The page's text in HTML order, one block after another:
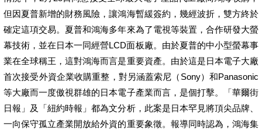
但因夏普新增的財務風險，讓鴻海暫緩簽約，幾經波折，雙方終於
確定這項交易。夏普和鴻海多年來為了電視等裝置，合作研發大螢
幕技術，並在日本一同經營LCD面板廠。由於夏普的中小型螢幕事
業在全球稱王，這對鴻海而言是重要資產。由於這是日本電子大廠
首次接受外資企業收購重整，對另涵蓋索尼（Sony）和Panasonic
等大廠而一度傲視群雄的日本電子產業而言，是個打擊。「華爾街
日報」及「紐約時報」都為文分析，此案是日本罕見將頂尖品牌、
一向保守孤立產業開放給外資的重要象徵。報導同時認為，鴻海集